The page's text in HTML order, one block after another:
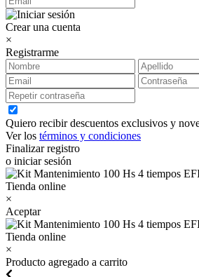
Crear una cuenta
×
Registrarme
Quiero recibir descuentos exclusivos y
Ver los términos y condiciones
Finalizar registro
o iniciar sesión
×
Aceptar
×
Producto agregado a carrito